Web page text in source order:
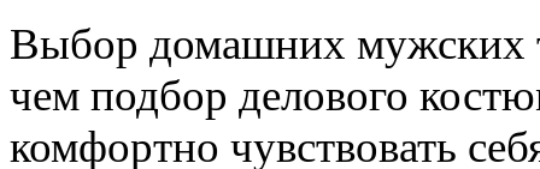
Выбор домашних мужских
чем подбор делового
комфортно чувствовать